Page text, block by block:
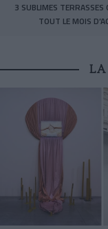
3 SUBLIMES TERRASSES
TOUT LE MOIS
LA